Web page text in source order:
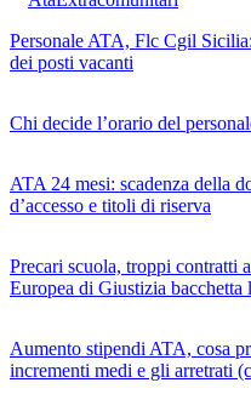
Personale ATA, Flc Cgil
dei posti vacanti
Chi decide l’orario del
ATA 24 mesi: scadenza della
d’accesso e titoli di riserva
Precari scuola, troppi contratti
Europea di Giustizia bacchetta
Aumento stipendi ATA, cosa
incrementi medi e gli arretrati